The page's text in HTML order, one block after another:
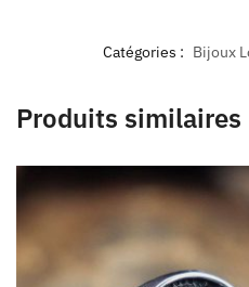
Catégories : Bijoux
Produits similaires